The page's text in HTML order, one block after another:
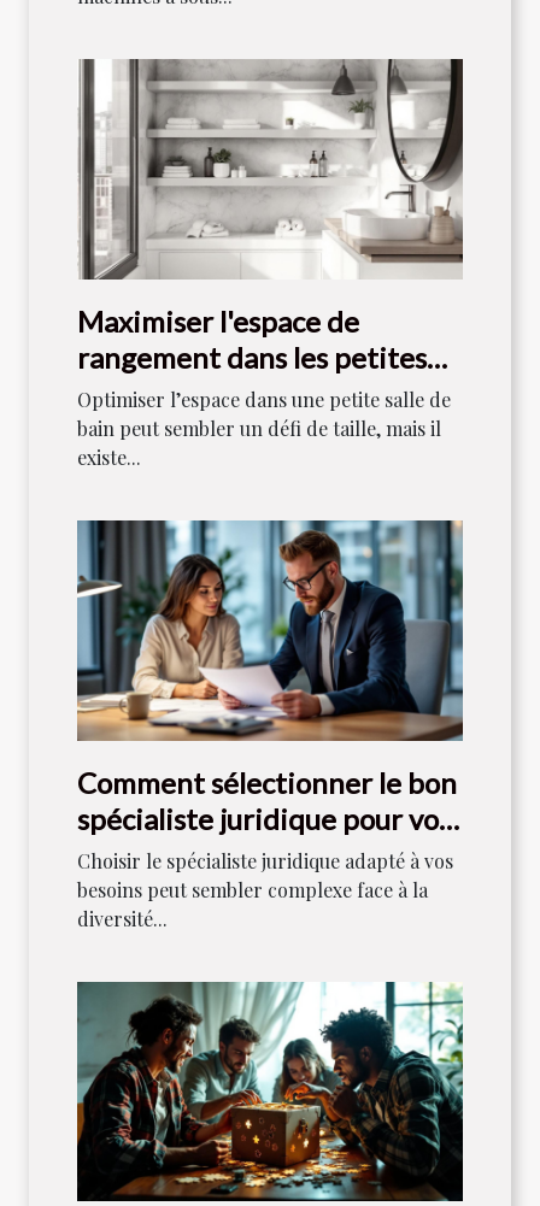
Maximiser l'espace de
rangement dans les petites
salles de bain
Optimiser l’espace dans une petite salle de
bain peut sembler un défi de taille, mais il
existe...
Comment sélectionner le bon
spécialiste juridique pour vos
besoins ?
Choisir le spécialiste juridique adapté à vos
besoins peut sembler complexe face à la
diversité...